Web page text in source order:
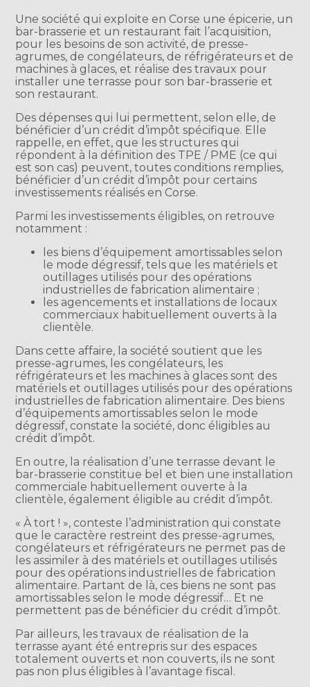
Une société qui exploite en Corse une épicerie, un
bar-brasserie et un restaurant fait l’acquisition,
pour les besoins de son activité, de presse-
agrumes, de congélateurs, de réfrigérateurs et de
machines à glaces, et réalise des travaux pour
installer une terrasse pour son bar-brasserie et
son restaurant.
Des dépenses qui lui permettent, selon elle, de
bénéficier d’un crédit d’impôt spécifique. Elle
rappelle, en effet, que les structures qui
répondent à la définition des TPE / PME (ce qui
est son cas) peuvent, toutes conditions remplies,
bénéficier d’un crédit d’impôt pour certains
investissements réalisés en Corse.
Parmi les investissements éligibles, on retrouve
notamment :
les biens d’équipement amortissables selon
le mode dégressif, tels que les matériels et
outillages utilisés pour des opérations
industrielles de fabrication alimentaire ;
les agencements et installations de locaux
commerciaux habituellement ouverts à la
clientèle.
Dans cette affaire, la société soutient que les
presse-agrumes, les congélateurs, les
réfrigérateurs et les machines à glaces sont des
matériels et outillages utilisés pour des opérations
industrielles de fabrication alimentaire. Des biens
d’équipements amortissables selon le mode
dégressif, constate la société, donc éligibles au
crédit d’impôt.
En outre, la réalisation d’une terrasse devant le
bar-brasserie constitue bel et bien une installation
commerciale habituellement ouverte à la
clientèle, également éligible au crédit d’impôt.
« À tort ! », conteste l’administration qui constate
que le caractère restreint des presse-agrumes,
congélateurs et réfrigérateurs ne permet pas de
les assimiler à des matériels et outillages utilisés
pour des opérations industrielles de fabrication
alimentaire. Partant de là, ces biens ne sont pas
amortissables selon le mode dégressif… Et ne
permettent pas de bénéficier du crédit d’impôt.
Par ailleurs, les travaux de réalisation de la
terrasse ayant été entrepris sur des espaces
totalement ouverts et non couverts, ils ne sont
pas non plus éligibles à l’avantage fiscal.